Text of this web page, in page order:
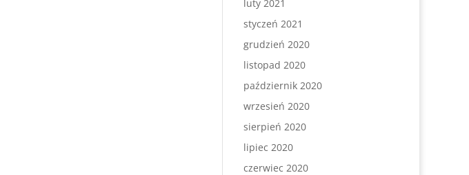
luty 2021
styczeń 2021
grudzień 2020
listopad 2020
październik 2020
wrzesień 2020
sierpień 2020
lipiec 2020
czerwiec 2020